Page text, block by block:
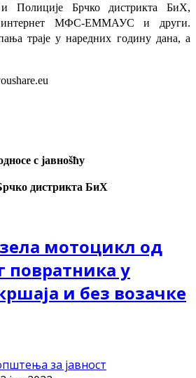
Полиције Брчко дистрикта БиХ,
интернет МФС-ЕММАУС и други.
траје у наредних годину дана, а
с јавноšћу
дистрикта БиХ
мотоцикл од
повратника у
и без возачке
за јавност